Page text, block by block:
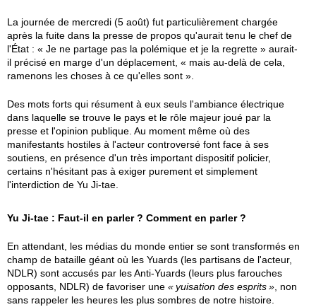
La journée de mercredi (5 août) fut particulièrement chargée
après la fuite dans la presse de propos qu'aurait tenu le chef de
l'État : « Je ne partage pas la polémique et je la regrette » aurait-
il précisé en marge d'un déplacement, « mais au-delà de cela,
ramenons les choses à ce qu'elles sont ».
Des mots forts qui résument à eux seuls l'ambiance électrique
dans laquelle se trouve le pays et le rôle majeur joué par la
presse et l'opinion publique. Au moment même où des
manifestants hostiles à l'acteur controversé font face à ses
soutiens, en présence d'un très important dispositif policier,
certains n'hésitant pas à exiger purement et simplement
l'interdiction de Yu Ji-tae.
Yu Ji-tae : Faut-il en parler ? Comment en parler ?
En attendant, les médias du monde entier se sont transformés en
champ de bataille géant où les Yuards (les partisans de l'acteur,
NDLR) sont accusés par les Anti-Yuards (leurs plus farouches
opposants, NDLR) de favoriser une
yuisation des esprits
, non
sans rappeler les heures les plus sombres de notre histoire.